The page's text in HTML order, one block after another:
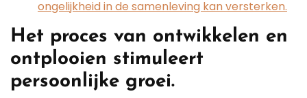
ongelijkheid in de samenleving kan versterken.
Het proces van ontwikkelen en
ontplooien stimuleert
persoonlijke groei.